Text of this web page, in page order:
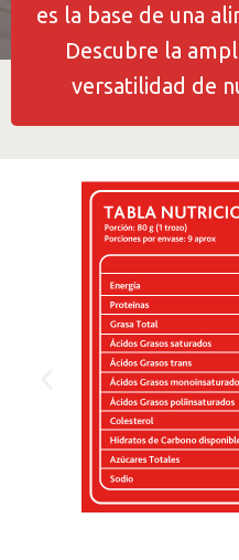
es la base de una
Descubre la
versatilidad de